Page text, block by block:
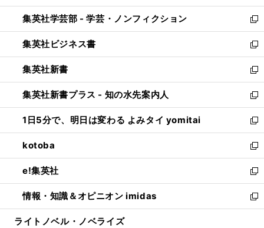
開
く
ウ
で
開
く
ン
ド
ウ
で
開
く
ウ
ィ
ン
ド
ウ
で
開
く
集英社学芸部 - 学芸・ノンフィクション
新
し
い
ウ
ィ
ン
ド
ウ
で
開
く
集英社ビジネス書
新
し
い
ウ
ィ
ン
ド
ウ
で
開
く
集英社新書
新
し
い
ウ
ィ
ン
ド
ウ
で
開
く
集英社新書プラス - 知の水先案内人
新
し
い
ウ
ィ
ン
ド
ウ
で
開
1日5分で、明日は変わる よみタイ yomitai
新
し
い
ウ
ィ
ン
ド
ウ
kotoba
新
し
い
ウ
ィ
ン
e!集英社
新
し
い
ウ
情報・知識＆オピニオン imidas
新
し
ライトノベル・ノベライズ